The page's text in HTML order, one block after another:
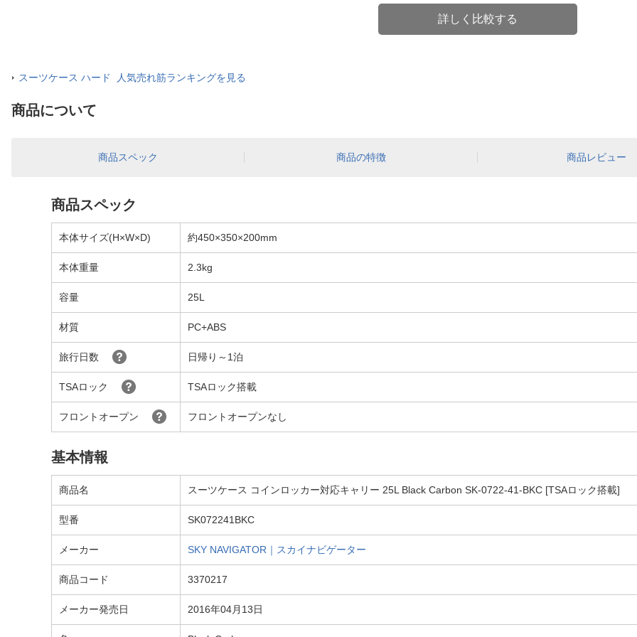
詳しく比較する
スーツケース ハード 人気売れ筋ランキングを見る
商品について
商品スペック 商品の特徴 商品レビュー
商品スペック
本体サイズ(H×W×D) 約450×350×200mm
本体重量 2.3kg
容量 25L
材質 PC+ABS
旅行日数 日帰り～1泊
TSAロック TSAロック搭載
フロントオープン フロントオープンなし
基本情報
商品名 スーツケース コインロッカー対応キャリー 25L Black Carbon SK-0722-41-BKC [TSAロック搭載]
型番 SK072241BKC
メーカー SKY NAVIGATOR｜スカイナビゲーター
商品コード 3370217
メーカー発売日 2016年04月13日